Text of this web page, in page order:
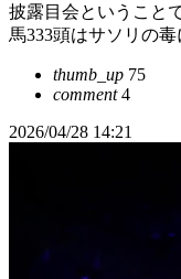
披露目会ということ
馬333頭はサソリの
thumb_up 75
comment4
2026/04/28 14:21